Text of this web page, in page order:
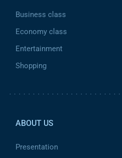
Business class
Economy class
Entertainment
Shopping
ABOUT US
Presentation